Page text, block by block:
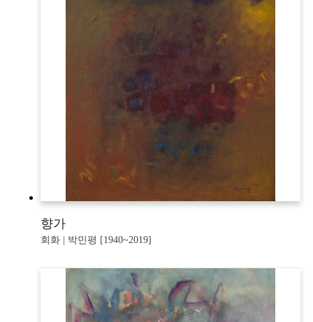
향가
회화 | 박민평 [1940~2019]